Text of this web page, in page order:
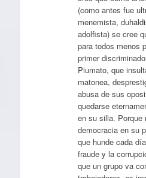
(como antes fue
menemista,
adolfista) se cree
para todos menos
primer
Piumato, que
matonea,
abusa de sus
quedarse
en su silla. Porque
democracia en su
que hunde cada
fraude y la
que un grupo va